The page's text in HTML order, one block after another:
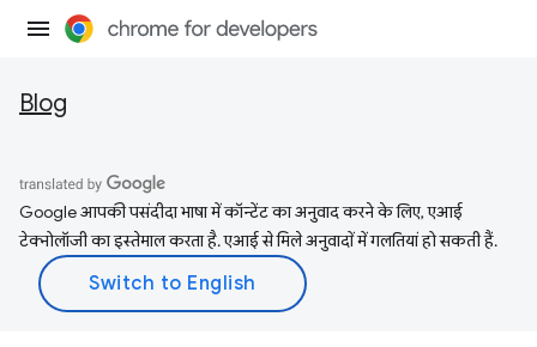
Blog
Google आपकी पसंदीदा भाषा में कॉन्टेंट का अनुवाद करने के लिए, एआई
टेक्नोलॉजी का इस्तेमाल करता है. एआई से मिले अनुवादों में गलतियां हो सकती हैं.